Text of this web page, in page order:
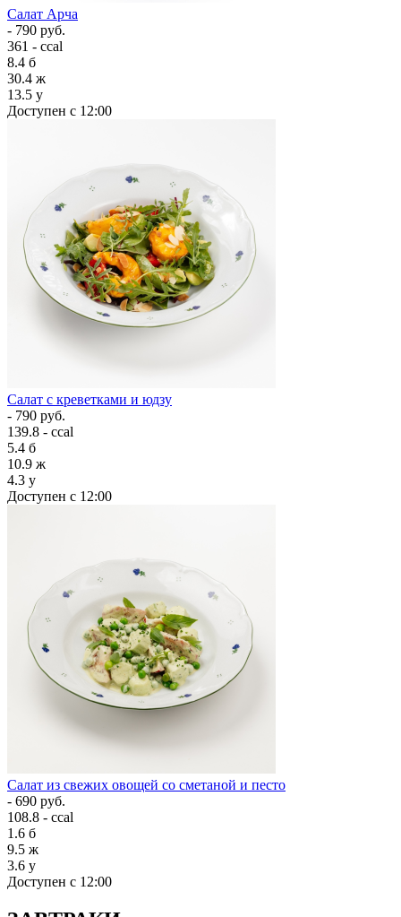
Салат Арча
- 790 руб.
361 - ccal
8.4 б
30.4 ж
13.5 у
Доступен с 12:00
Салат с креветками и юдзу
- 790 руб.
139.8 - ccal
5.4 б
10.9 ж
4.3 у
Доступен с 12:00
Салат из свежих овощей со сметаной и песто
- 690 руб.
108.8 - ccal
1.6 б
9.5 ж
3.6 у
Доступен с 12:00